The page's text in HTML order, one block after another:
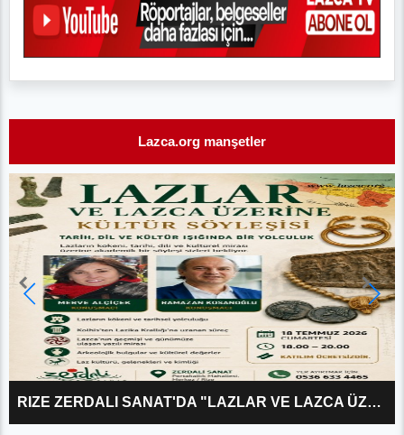
Lazca.org manşetler
RIZE ZERDALI SANAT'DA "LAZLAR VE LAZCA ÜZERINE?" KÜLTÜR SÖYLEŞISI